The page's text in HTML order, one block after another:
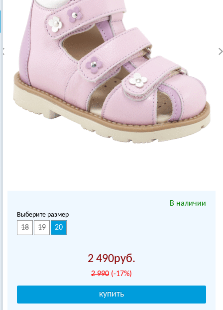
В наличии
Выберите размер
18 19 20
2 490
2 990 (-17%)